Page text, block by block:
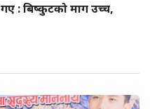
गए : बिष्कुटको माग उच्च,